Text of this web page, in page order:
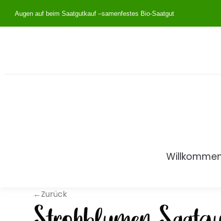
Augen auf beim Saatgutkauf –samenfestes Bio-Saatgut
←Zurück